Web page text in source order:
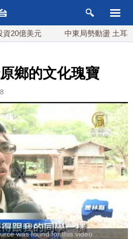
美元 中東局勢動盪 土耳其沙特
鄉的文化瑰寶
was found for this video.